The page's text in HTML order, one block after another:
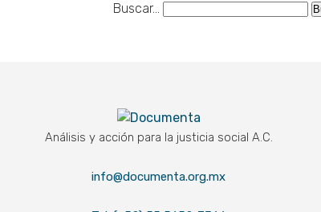
Buscar...
Documenta
Análisis y acción para la justicia social A.C.
info@documenta.org.mx